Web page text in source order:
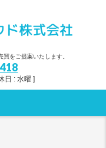
をご提案いたします。
日 : 水曜 ]